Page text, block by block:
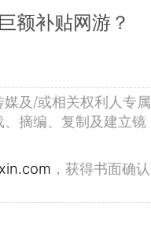
额补贴网游？
及/或相关权利人专属
摘编、复制及建立镜
，获得书面确认